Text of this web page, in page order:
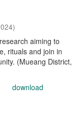
)
aiming to
rituals and join in
(Mueang District,
download